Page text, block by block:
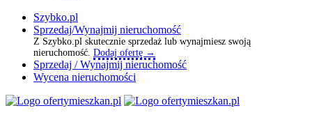
Szybko.pl
Sprzedaj/Wynajmij nieruchomość
Z Szybko.pl skutecznie sprzedaż lub wynajmiesz swoją
nieruchomość. Dodaj ofertę →
Sprzedaj / Wynajmij nieruchomość
Wycena nieruchomości